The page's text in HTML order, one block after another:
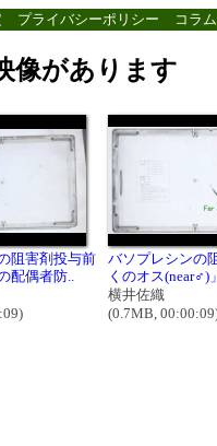
プライバシーポリシー コラム
像があります
阻害剤投与前
配偶者防..
バソプレシンの
くのオス(near♂)
横井佐織
(0.7MB,